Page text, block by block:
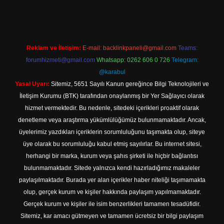
Reklam ve İletişim: E-mail: backlinkpaneli@gmail.com Teams:
forumhizmeti@gmail.com Whatsapp: 0262 606 0 726 Telegram:
@karabul
Yasal Uyarı: Sitemiz, 5651 Sayılı Kanun gereğince Bilgi Teknolojileri ve
İletişim Kurumu (BTK) tarafından onaylanmış bir Yer Sağlayıcı olarak
hizmet vermektedir. Bu nedenle, sitedeki içerikleri proaktif olarak
denetleme veya araştırma yükümlülüğümüz bulunmamaktadır. Ancak,
üyelerimiz yazdıkları içeriklerin sorumluluğunu taşımakta olup, siteye
üye olarak bu sorumluluğu kabul etmiş sayılırlar. Bu internet sitesi,
herhangi bir marka, kurum veya şahıs şirketi ile hiçbir bağlantısı
bulunmamaktadır. Sitede yalnızca kendi hazırladığımız makaleler
paylaşılmaktadır. Burada yer alan içerikler haber niteliği taşımamakta
olup, gerçek kurum ve kişiler hakkında paylaşım yapılmamaktadır.
Gerçek kurum ve kişiler ile isim benzerlikleri tamamen tesadüfidir.
Sitemiz, kar amacı gütmeyen ve tamamen ücretsiz bir bilgi paylaşım